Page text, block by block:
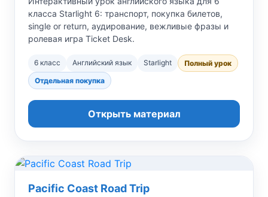
класса Starlight 6: транспорт, покупка билетов,
single or return, аудирование, вежливые фразы и
ролевая игра Ticket Desk.
6 класс Английский язык Starlight
Полный урок
Отдельная покупка
Открыть материал
Pacific Coast Road Trip